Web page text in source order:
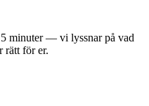
minuter — vi lyssnar på vad
rätt för er.